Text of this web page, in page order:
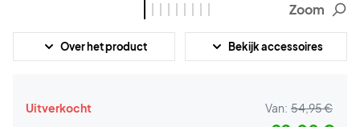
Zoom
Over het product Bekijk accessoires
Uitverkocht Van: 54,95 €